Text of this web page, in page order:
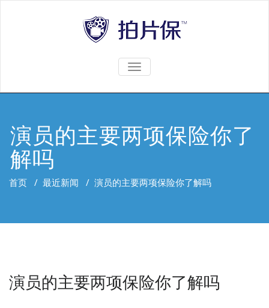
TOGGLE
演员的主要两项保险你了
解吗
首页 / 最近新闻 / 演员的主要两项保险你了解吗
演员的主要两项保险你了解吗